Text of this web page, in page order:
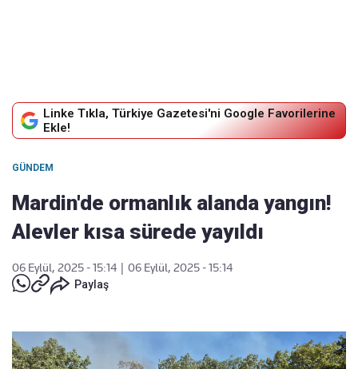
Linke Tıkla, Türkiye Gazetesi'ni Google Favorilerine
Ekle!
GÜNDEM
Mardin'de ormanlık alanda yangın!
Alevler kısa sürede yayıldı
06 Eylül, 2025 - 15:14
06 Eylül, 2025 - 15:14
Paylaş